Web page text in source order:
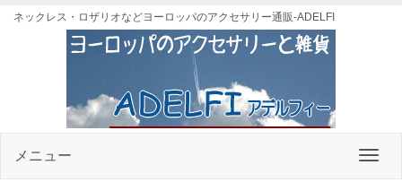
ネックレス・ロザリオなどヨーロッパのアクセサリー通販-ADELFI
メニュー